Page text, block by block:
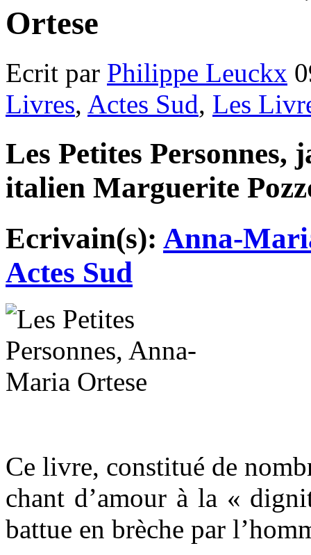
Ortese
Ecrit par Philippe Leuckx
Livres, Actes Sud, Les
Les Petites Personnes,
italien Marguerite
Ecrivain(s): Anna-
Actes Sud
Ce livre, constitué de
chant d’amour à la «
battue en brèche par